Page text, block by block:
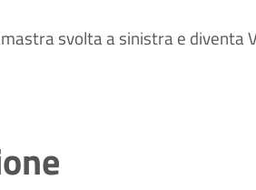
svolta a sinistra e diventa